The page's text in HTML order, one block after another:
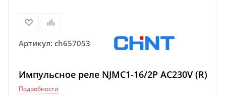
Артикул: ch657053
Импульсное реле NJMC1-16/2P AC230V (R)
Подробности